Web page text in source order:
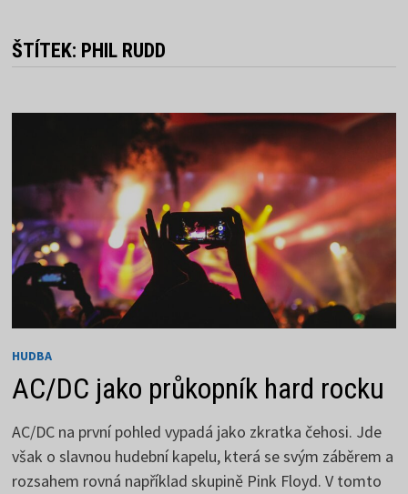
ŠTÍTEK: PHIL RUDD
HUDBA
AC/DC jako průkopník hard rocku
AC/DC na první pohled vypadá jako zkratka čehosi. Jde
však o slavnou hudební kapelu, která se svým záběrem a
rozsahem rovná například skupině Pink Floyd. V tomto